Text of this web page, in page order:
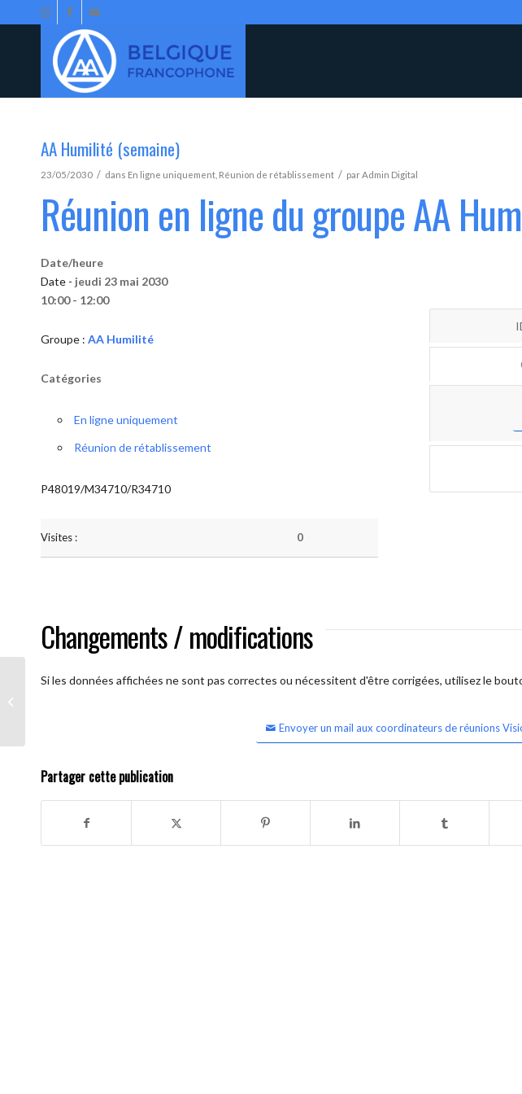
AA Humilité (semaine)
23/05/2030 / dans En ligne uniquement Réunion de rétablissement / parAdmin Digital
Réunion en ligne du groupe AA
Date/heure
Date - jeudi 23 mai 2030
10:00 - 12:00
Groupe : AA Humilité
Catégories
En ligne uniquement
Réunion de rétablissement
P48019/M34710/R34710
Visites : 0
Changements / modifications
Si les données affichées ne sont pas correctes ou nécessitent d'être corrigées, utilisez le
Envoyer un mail aux coordinateurs de réunions
Partager cette publication